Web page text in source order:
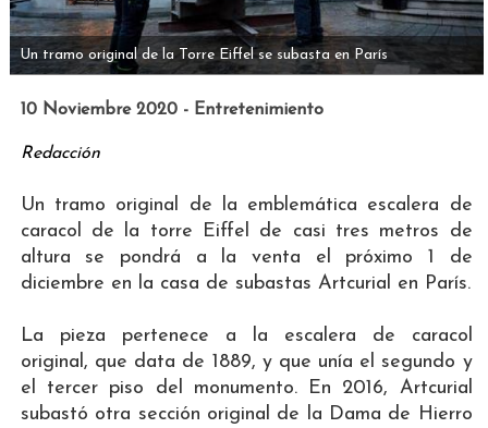
Un tramo original de la Torre Eiffel se subasta en París
10 Noviembre 2020 - Entretenimiento
Redacción
Un tramo original de la emblemática escalera de
caracol de la torre Eiffel de casi tres metros de
altura se pondrá a la venta el próximo 1 de
diciembre en la casa de subastas Artcurial en París.
La pieza pertenece a la escalera de caracol
original, que data de 1889, y que unía el segundo y
el tercer piso del monumento. En 2016, Artcurial
subastó otra sección original de la Dama de Hierro